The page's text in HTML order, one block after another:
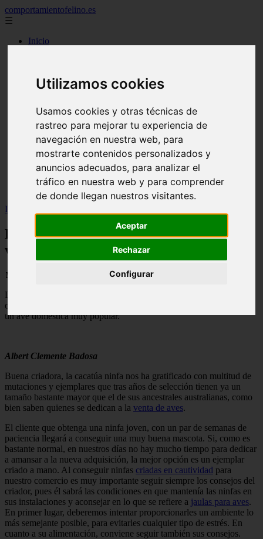
Utilizamos cookies
Usamos cookies y otras técnicas de
rastreo para mejorar tu experiencia de
navegación en nuestra web, para
mostrarte contenidos personalizados y
anuncios adecuados, para analizar el
tráfico en nuestra web y para comprender
de donde llegan nuestros visitantes.
Aceptar
Rechazar
Configurar
comportamientofelino.es
☰
Inicio
protagonistas
acuariofilia
articulos
canal tv
nombres para gatos
novedades
tablon de anuncios
uncategorized
zona pro
Inicio
La cacatúa ninfa, un pájaro lleno de
ventajas
📅 05/06/2025
La cacatúa ninfa, aunque no lleva tantos años en cautividad como
otros pájaros bien conocidos como el canario, se ha convertido en
un ave doméstica muy popular.
Albert Clemente Badosa
Buena criadora, la cacatúa ninfa nos ha gratificado con multitud de
mutaciones y ejemplares que tras años de selección tienen ya un
tamaño bastante mayor que el de sus ancestrales australianas, como
bien saben quienes se dedican a la venta de aves.
El cliente que obtenga una ninfa joven, con un par de semanas de
paciencia llegará a conseguir una muy buena mascota. Si, como es
bastante normal, en nuestros días no hay mucho tiempo para dedicar
a amansar a la nueva adquisición, la mejor opción es un ejemplar
criado a mano. Al conseguir ninfas criadas en cautividad para
nuestro comercio es muy importante seguir siempre los consejos del
criador, pues él sabrá las condiciones en que mantenía las ninfas en
sus instalaciones y aconsejar en lo que se refiere a jaulas para aves.
En primer lugar, deberemos intentar proporcionarles un ambiente lo
más semejante posible, para evitarles cualquier tipo de estrés. En
cuanto a su alimentación, conviene seguir también sus consejos.